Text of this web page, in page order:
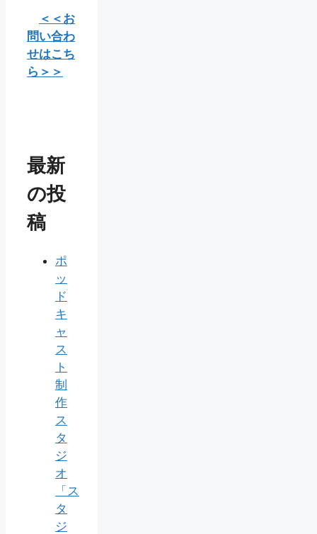
＜＜お
問い合わ
せはこち
ら＞＞
最新
の投
稿
ポ
ッ
ド
キ
ャ
ス
ト
制
作
ス
タ
ジ
オ
「ス
タ
ジ